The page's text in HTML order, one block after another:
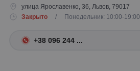
улица Ярославенко, 36, Львов, 79017
Закрыто
/ Понедельник: 10:00-19:00
+38 096 244 ...